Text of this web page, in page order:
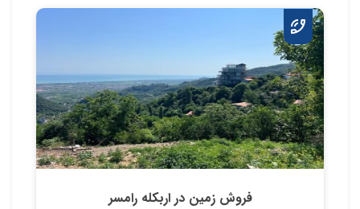
فروش زمین در اربکله رامسر